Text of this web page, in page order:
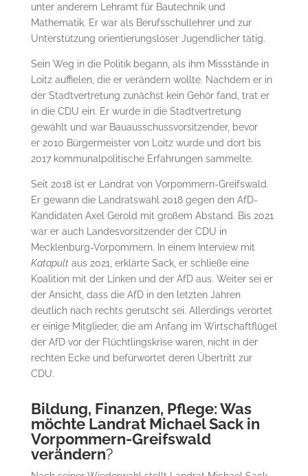
unter anderem Lehramt für Bautechnik und
Mathematik. Er war als Berufsschullehrer und zur
Unterstützung orientierungsloser Jugendlicher tätig.
Sein Weg in die Politik begann, als ihm Missstände in
Loitz auffielen, die er verändern wollte. Nachdem er in
der Stadtvertretung zunächst kein Gehör fand, trat er
in die CDU ein. Er wurde in die Stadtvertretung
gewählt und war Bauausschussvorsitzender, bevor
er 2010 Bürgermeister von Loitz wurde und dort bis
2017 kommunalpolitische Erfahrungen sammelte.
Seit 2018 ist er Landrat von Vorpommern-Greifswald.
Er gewann die Landratswahl 2018 gegen den AfD-
Kandidaten Axel Gerold mit großem Abstand. Bis 2021
war er auch Landesvorsitzender der CDU in
Mecklenburg-Vorpommern. In einem Interview mit
Katapultaus 2021, erklärte Sack, er schließe eine
Koalition mit der Linken und der AfD aus. Weiter sei er
der Ansicht, dass die AfD in den letzten Jahren
deutlich nach rechts gerutscht sei. Allerdings verortet
er einige Mitglieder, die am Anfang im Wirtschaftflügel
der AfD vor der Flüchtlingskrise waren, nicht in der
rechten Ecke und befürwortet deren Übertritt zur
CDU.
Bildung, Finanzen, Pflege: Was
möchte Landrat Michael Sack in
Vorpommern-Greifswald
verändern?